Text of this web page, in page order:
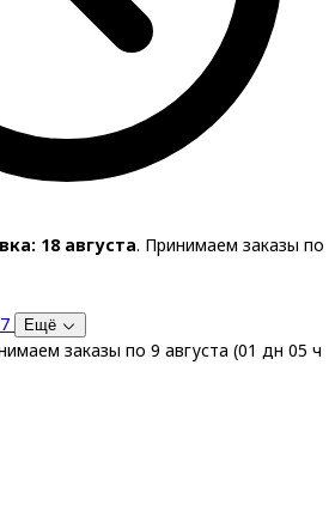
18 августа. Принимаем заказы по
Ещё
заказы по 9 августа (01 дн 05 ч